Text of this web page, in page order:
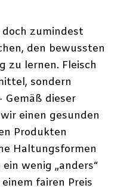
zumindest
den bewussten
zu lernen. Fleisch
sondern
Gemäß dieser
einen gesunden
Produkten
Haltungsformen
wenig „anders“
fairen Preis